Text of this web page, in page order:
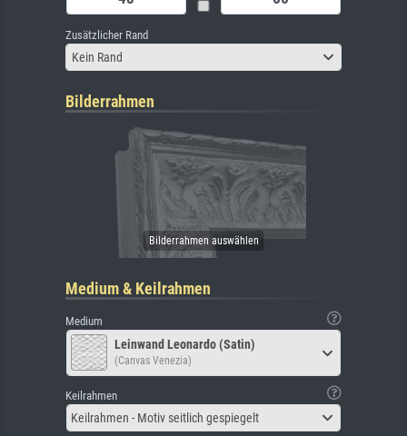
Zusätzlicher Rand
Kein Rand
Bilderrahmen
Medium & Keilrahmen
Medium
Leinwand Leonardo (Satin)
(Canvas Venezia)
Keilrahmen
Keilrahmen - Motiv seitlich gespiegelt